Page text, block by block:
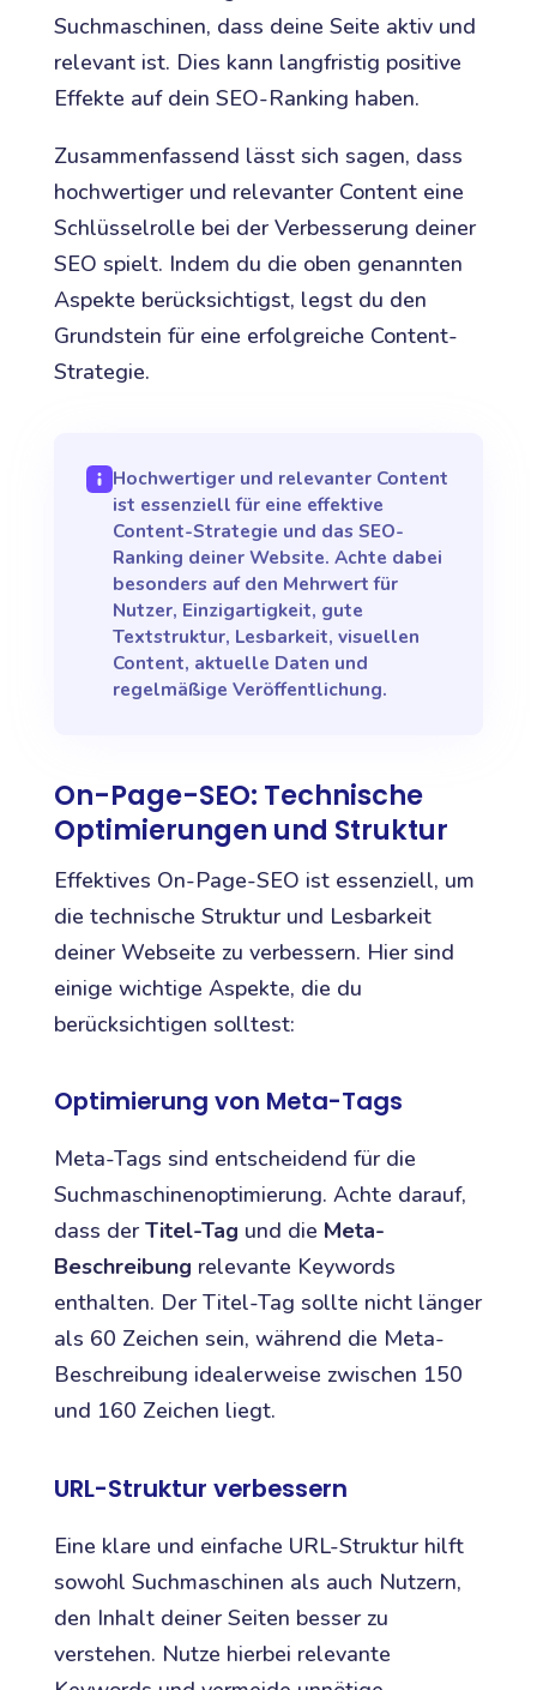
Suchmaschinen, dass deine Seite aktiv und
relevant ist. Dies kann langfristig positive
Effekte auf dein SEO-Ranking haben.
Zusammenfassend lässt sich sagen, dass
hochwertiger und relevanter Content eine
Schlüsselrolle bei der Verbesserung deiner
SEO spielt. Indem du die oben genannten
Aspekte berücksichtigst, legst du den
Grundstein für eine erfolgreiche Content-
Strategie.
Hochwertiger und relevanter Content
ist essenziell für eine effektive
Content-Strategie und das SEO-
Ranking deiner Website. Achte dabei
besonders auf den Mehrwert für
Nutzer, Einzigartigkeit, gute
Textstruktur, Lesbarkeit, visuellen
Content, aktuelle Daten und
regelmäßige Veröffentlichung.
On-Page-SEO: Technische
Optimierungen und Struktur
Effektives On-Page-SEO ist essenziell, um
die technische Struktur und Lesbarkeit
deiner Webseite zu verbessern. Hier sind
einige wichtige Aspekte, die du
berücksichtigen solltest:
Optimierung von Meta-Tags
Meta-Tags sind entscheidend für die
Suchmaschinenoptimierung. Achte darauf,
dass derTitel-Tag und die Meta-
Beschreibung relevante Keywords
enthalten. Der Titel-Tag sollte nicht länger
als 60 Zeichen sein, während die Meta-
Beschreibung idealerweise zwischen 150
und 160 Zeichen liegt.
URL-Struktur verbessern
Eine klare und einfache URL-Struktur hilft
sowohl Suchmaschinen als auch Nutzern,
den Inhalt deiner Seiten besser zu
verstehen. Nutze hierbei relevante